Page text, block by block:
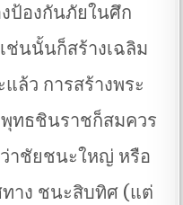
ป้องกันภัยในศึก
ช่นนั้นก็สร้างเฉลิม
ล้ว การสร้างพระ
ทธชินราชก็สมควร
าชัยชนะใหญ่ หรือ
าง ชนะสิบทิศ (แต่